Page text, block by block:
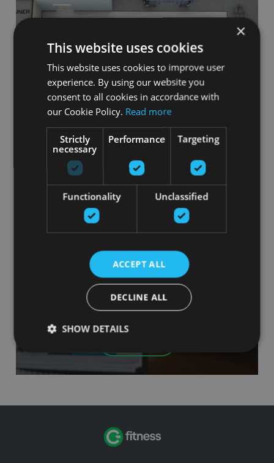
Izstrādājam modernus un funkcionālus interjera projektus
citiem sporta un atpūtas objektiem.
Apskatīt
Finansējums
Mūsu komanda var Jūs iepazīstināt ar dažādiem
finansējuma risinājumiem un ieteikt vispiemērotāko
×
This website uses cookies
This website uses cookies to improve user
experience. By using our website you
consent to all cookies in accordance with
our Cookie Policy. Read more
Strictly
necessary
Performance Targeting
Functionality Unclassified
ACCEPT ALL
DECLINE ALL
SHOW DETAILS